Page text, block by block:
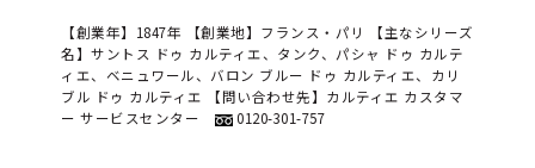
【創業年】1847年 【創業地】フランス・パリ 【主なシリーズ
名】サントス ドゥ カルティエ、タンク、パシャ ドゥ カルテ
ィエ、ベニュワール、バロン ブルー ドゥ カルティエ、カリ
ブル ドゥ カルティエ 【問い合わせ先】カルティエ カスタマ
ー サービスセンター
0120-301-757